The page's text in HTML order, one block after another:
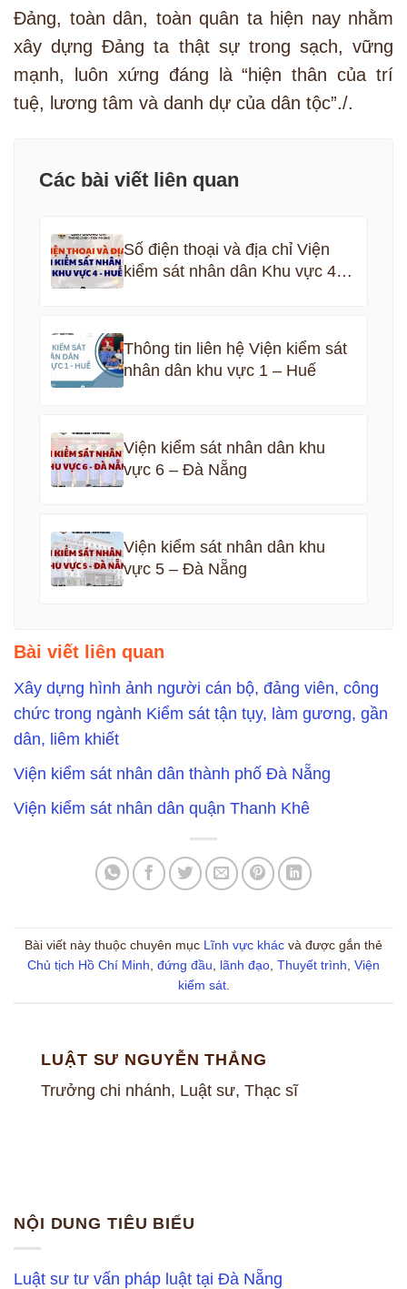
Đảng, toàn dân, toàn quân ta hiện nay nhằm
xây dựng Đảng ta thật sự trong sạch, vững
mạnh, luôn xứng đáng là “hiện thân của trí
tuệ, lương tâm và danh dự của dân tộc”./.
Các bài viết liên quan
Số điện thoại và địa chỉ Viện
kiểm sát nhân dân Khu vực 4 –
Thông tin liên hệ Viện kiểm sát
nhân dân khu vực 1 – Huế
Viện kiểm sát nhân dân khu
vực 6 – Đà Nẵng
Viện kiểm sát nhân dân khu
vực 5 – Đà Nẵng
Bài viết liên quan
Xây dựng hình ảnh người cán bộ, đảng viên, công
chức trong ngành Kiểm sát tận tụy, làm gương, gần
dân, liêm khiết
Viện kiểm sát nhân dân thành phố Đà Nẵng
Viện kiểm sát nhân dân quận Thanh Khê
Bài viết này thuộc chuyên mục Lĩnh vực khác và được gắn thẻ
Chủ tịch Hồ Chí Minh đứng đầu lãnh đạo Thuyết trình Viện
kiểm sát.
LUẬT SƯ NGUYỄN THẮNG
Trưởng chi nhánh, Luật sư, Thạc sĩ
NỘI DUNG TIÊU BIỂU
Luật sư tư vấn pháp luật tại Đà Nẵng